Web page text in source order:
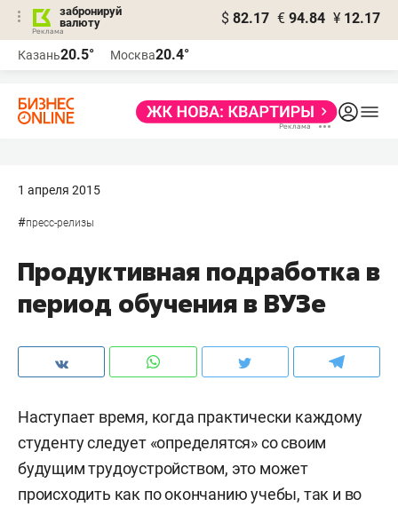
забронируй
валюту
$ 82.17 € 94.84 ¥ 12.17
Казань20.5° Москва20.4°
1 апреля 2015
#пресс-релизы
Продуктивная подработка в
период обучения в ВУЗе
Наступает время, когда практически каждому
студенту следует «определятся» со своим
будущим трудоустройством, это может
происходить как по окончанию учебы, так и во